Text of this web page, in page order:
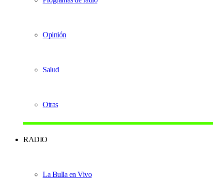
Opinión
Salud
Otras
RADIO
La Bulla en Vivo